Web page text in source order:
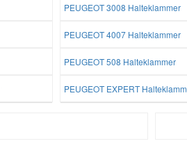
PEUGEOT 3008 Halteklammer
PEUGEOT 4007 Halteklammer
PEUGEOT 508 Halteklammer
PEUGEOT EXPERT